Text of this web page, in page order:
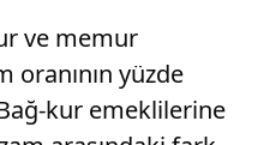
ve memur
oranının yüzde
kur emeklilerine